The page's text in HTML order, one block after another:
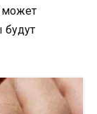
может
будут